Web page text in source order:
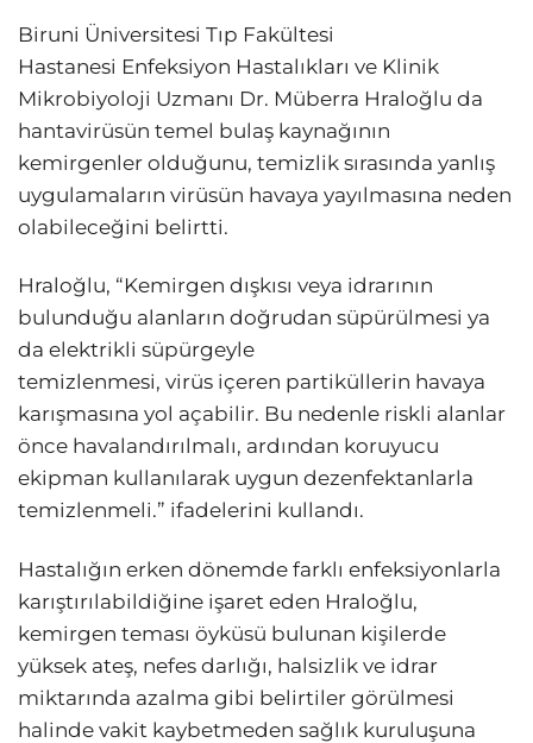
Biruni Üniversitesi Tıp Fakültesi
Hastanesi Enfeksiyon Hastalıkları ve Klinik
Mikrobiyoloji Uzmanı Dr. Müberra Hraloğlu da
hantavirüsün temel bulaş kaynağının
kemirgenler olduğunu, temizlik sırasında yanlış
uygulamaların virüsün havaya yayılmasına neden
olabileceğini belirtti.
Hraloğlu, “Kemirgen dışkısı veya idrarının
bulunduğu alanların doğrudan süpürülmesi ya
da elektrikli süpürgeyle
temizlenmesi, virüs içeren partiküllerin havaya
karışmasına yol açabilir. Bu nedenle riskli alanlar
önce havalandırılmalı, ardından koruyucu
ekipman kullanılarak uygun dezenfektanlarla
temizlenmeli.” ifadelerini kullandı.
Hastalığın erken dönemde farklı enfeksiyonlarla
karıştırılabildiğine işaret eden Hraloğlu,
kemirgen teması öyküsü bulunan kişilerde
yüksek ateş, nefes darlığı, halsizlik ve idrar
miktarında azalma gibi belirtiler görülmesi
halinde vakit kaybetmeden sağlık kuruluşuna